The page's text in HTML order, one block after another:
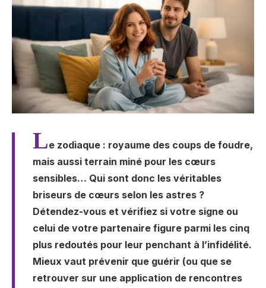
Le zodiaque : royaume des coups de foudre,
mais aussi terrain miné pour les cœurs
sensibles… Qui sont donc les véritables
briseurs de cœurs selon les astres ?
Détendez-vous et vérifiez si votre signe ou
celui de votre partenaire figure parmi les cinq
plus redoutés pour leur penchant à l’infidélité.
Mieux vaut prévenir que guérir (ou que se
retrouver sur une application de rencontres